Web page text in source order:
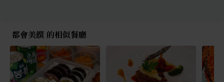
都會美饌 的相似餐廳